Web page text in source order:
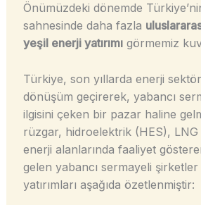
Önümüzdeki dönemde
sahnesinde daha fazla
yeşil enerji yatırımıgörmemiz
Türkiye, son yıllarda enerji
dönüşüm geçirerek, yabancı
ilgisini çeken bir pazar haline
rüzgar, hidroelektrik (HES),
enerji alanlarında faaliyet
gelen yabancı sermayeli şirketler
yatırımları aşağıda özetlenmiştir: